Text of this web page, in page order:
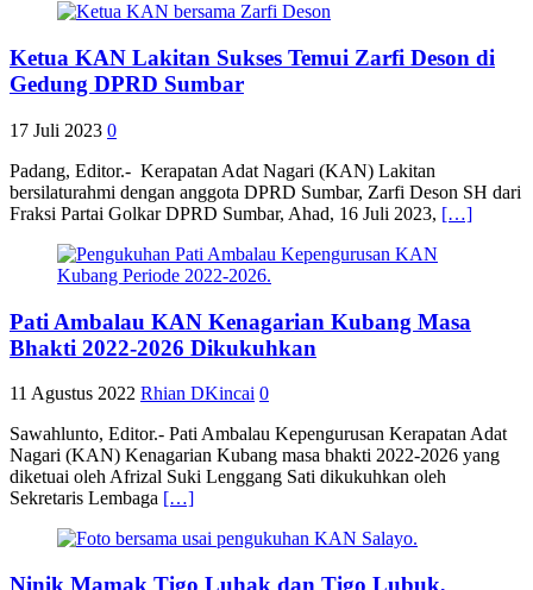
Ketua KAN Lakitan Sukses Temui Zarfi Deson di
Gedung DPRD Sumbar
17 Juli 2023 0
Padang, Editor.- Kerapatan Adat Nagari (KAN) Lakitan
bersilaturahmi dengan anggota DPRD Sumbar, Zarfi Deson SH dari
Fraksi Partai Golkar DPRD Sumbar, Ahad, 16 Juli 2023, […]
Pati Ambalau KAN Kenagarian Kubang Masa
Bhakti 2022-2026 Dikukuhkan
11 Agustus 2022 Rhian DKincai 0
Sawahlunto, Editor.- Pati Ambalau Kepengurusan Kerapatan Adat
Nagari (KAN) Kenagarian Kubang masa bhakti 2022-2026 yang
diketuai oleh Afrizal Suki Lenggang Sati dikukuhkan oleh
Sekretaris Lembaga […]
Ninik Mamak Tigo Luhak dan Tigo Lubuk,